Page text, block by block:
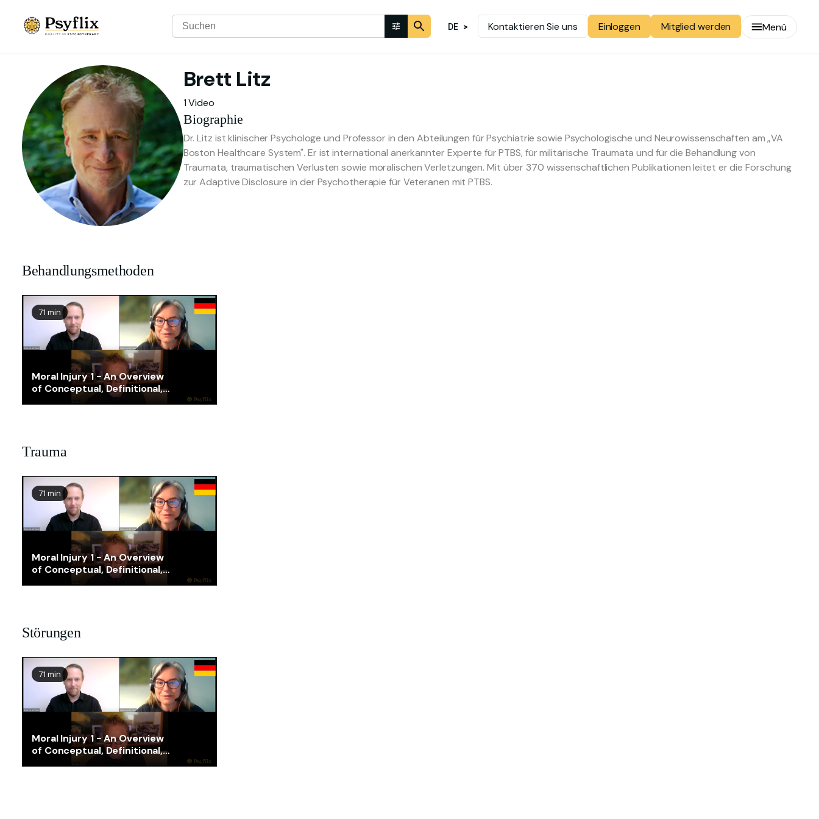
DE Kontaktieren Sie uns Einloggen Mitglied werden Menü
Brett Litz
1 Video
Biographie
Dr. Litz ist klinischer Psychologe und Professor in den Abteilungen für Psychiatrie sowie Psychologische und Neurowissenschaften am „VA
Boston Healthcare System". Er ist international anerkannter Experte für PTBS, für militärische Traumata und für die Behandlung von
Traumata, traumatischen Verlusten sowie moralischen Verletzungen. Mit über 370 wissenschaftlichen Publikationen leitet er die Forschung
zur Adaptive Disclosure in der Psychotherapie für Veteranen mit PTBS.
Behandlungsmethoden
71 min
Moral Injury 1 - An Overview
of Conceptual, Definitional,
Assessment, and Treatment
Trauma
71 min
Moral Injury 1 - An Overview
of Conceptual, Definitional,
Assessment, and Treatment
Störungen
71 min
Moral Injury 1 - An Overview
of Conceptual, Definitional,
Assessment, and Treatment